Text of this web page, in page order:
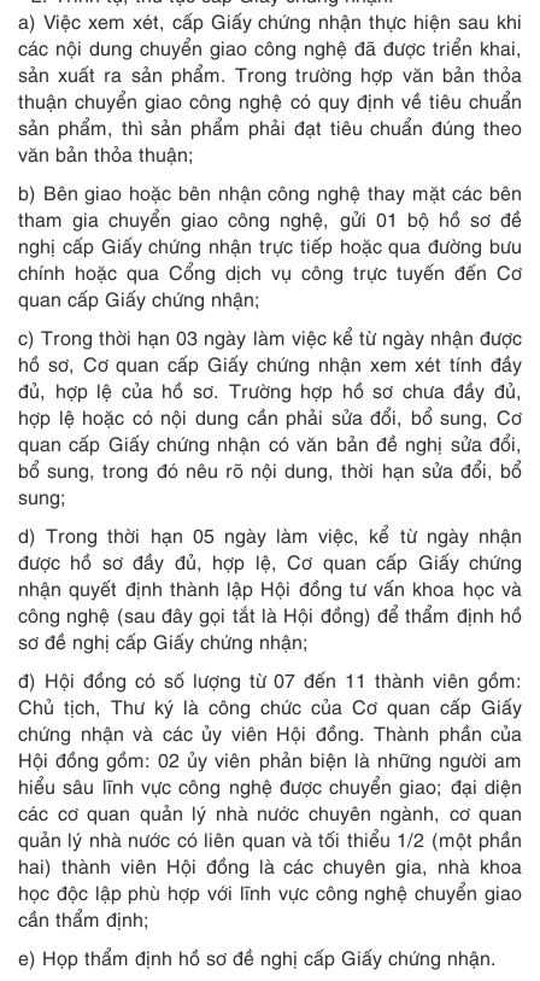
a) Việc xem xét, cấp Giấy chứng nhận thực hiện sau khi
các nội dung chuyển giao công nghệ đã được triển khai,
sản xuất ra sản phẩm. Trong trường hợp văn bản thỏa
thuận chuyển giao công nghệ có quy định về tiêu chuẩn
sản phẩm, thì sản phẩm phải đạt tiêu chuẩn đúng theo
văn bản thỏa thuận;
b) Bên giao hoặc bên nhận công nghệ thay mặt các bên
tham gia chuyển giao công nghệ, gửi 01 bộ hồ sơ đề
nghị cấp Giấy chứng nhận trực tiếp hoặc qua đường bưu
chính hoặc qua Cổng dịch vụ công trực tuyến đến Cơ
quan cấp Giấy chứng nhận;
c) Trong thời hạn 03 ngày làm việc kể từ ngày nhận được
hồ sơ, Cơ quan cấp Giấy chứng nhận xem xét tính đầy
đủ, hợp lệ của hồ sơ. Trường hợp hồ sơ chưa đầy đủ,
hợp lệ hoặc có nội dung cần phải sửa đổi, bổ sung, Cơ
quan cấp Giấy chứng nhận có văn bản đề nghị sửa đổi,
bổ sung, trong đó nêu rõ nội dung, thời hạn sửa đổi, bổ
sung;
d) Trong thời hạn 05 ngày làm việc, kể từ ngày nhận
được hồ sơ đầy đủ, hợp lệ, Cơ quan cấp Giấy chứng
nhận quyết định thành lập Hội đồng tư vấn khoa học và
công nghệ (sau đây gọi tắt là Hội đồng) để thẩm định hồ
sơ đề nghị cấp Giấy chứng nhận;
đ) Hội đồng có số lượng từ 07 đến 11 thành viên gồm:
Chủ tịch, Thư ký là công chức của Cơ quan cấp Giấy
chứng nhận và các ủy viên Hội đồng. Thành phần của
Hội đồng gồm: 02 ủy viên phản biện là những người am
hiểu sâu lĩnh vực công nghệ được chuyển giao; đại diện
các cơ quan quản lý nhà nước chuyên ngành, cơ quan
quản lý nhà nước có liên quan và tối thiểu 1/2 (một phần
hai) thành viên Hội đồng là các chuyên gia, nhà khoa
học độc lập phù hợp với lĩnh vực công nghệ chuyển giao
cần thẩm định;
e) Họp thẩm định hồ sơ đề nghị cấp Giấy chứng nhận.